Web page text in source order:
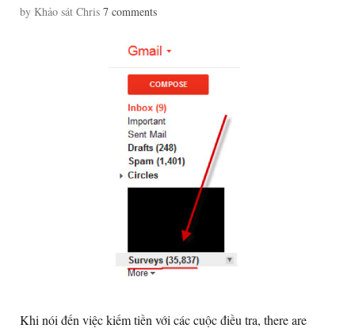
by Khảo sát Chris 7 comments
Khi nói đến việc kiếm tiền với các cuộc điều tra, there are